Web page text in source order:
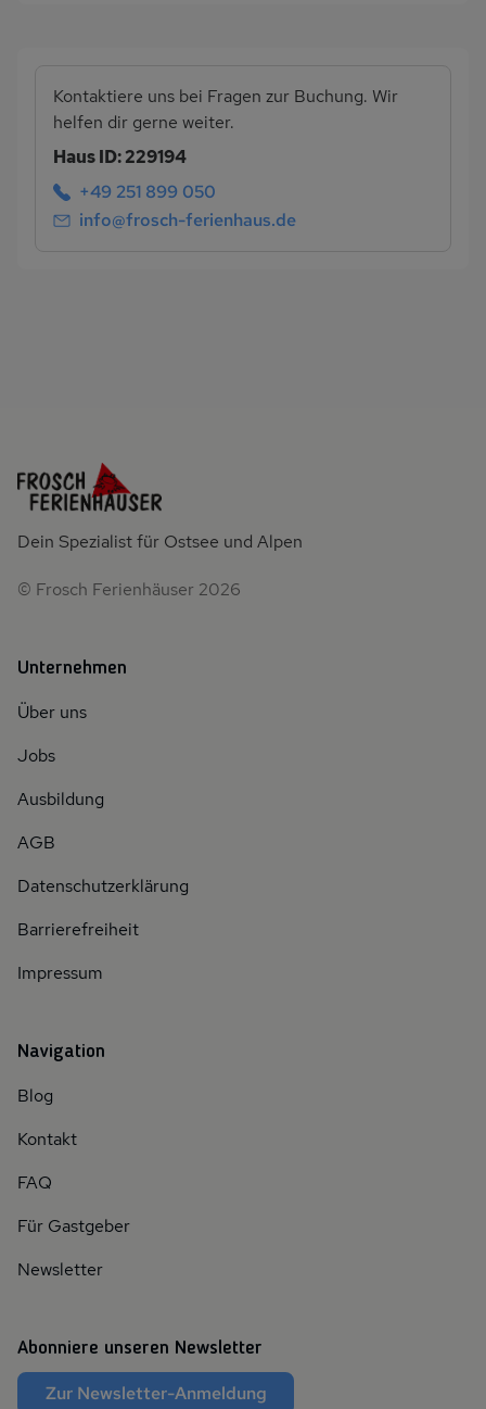
Kontaktiere uns bei Fragen zur Buchung. Wir
helfen dir gerne weiter.
Haus ID: 229194
+49 251 899 050
info@frosch-ferienhaus.de
Dein Spezialist für Ostsee und Alpen
© Frosch Ferienhäuser 2026
Unternehmen
Über uns
Jobs
Ausbildung
AGB
Datenschutzerklärung
Barrierefreiheit
Impressum
Navigation
Blog
Kontakt
FAQ
Für Gastgeber
Newsletter
Abonniere unseren Newsletter
Zur Newsletter-Anmeldung